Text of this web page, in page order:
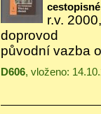
cestopisné
r.v.
doprovod
původní vazba
D606, vloženo: